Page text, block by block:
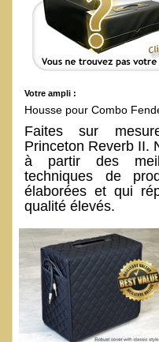
Votre ampli :
Housse pour Combo
Faites sur
Princeton Reverb II.
à partir des
techniques de
élaborées et qui
qualité élevés.